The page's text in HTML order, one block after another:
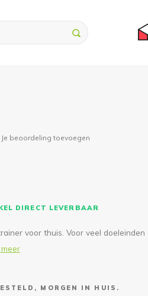
Je beoordeling toevoegen
DIRECT LEVERBAAR
voor thuis. Voor veel
MORGEN IN HUIS.